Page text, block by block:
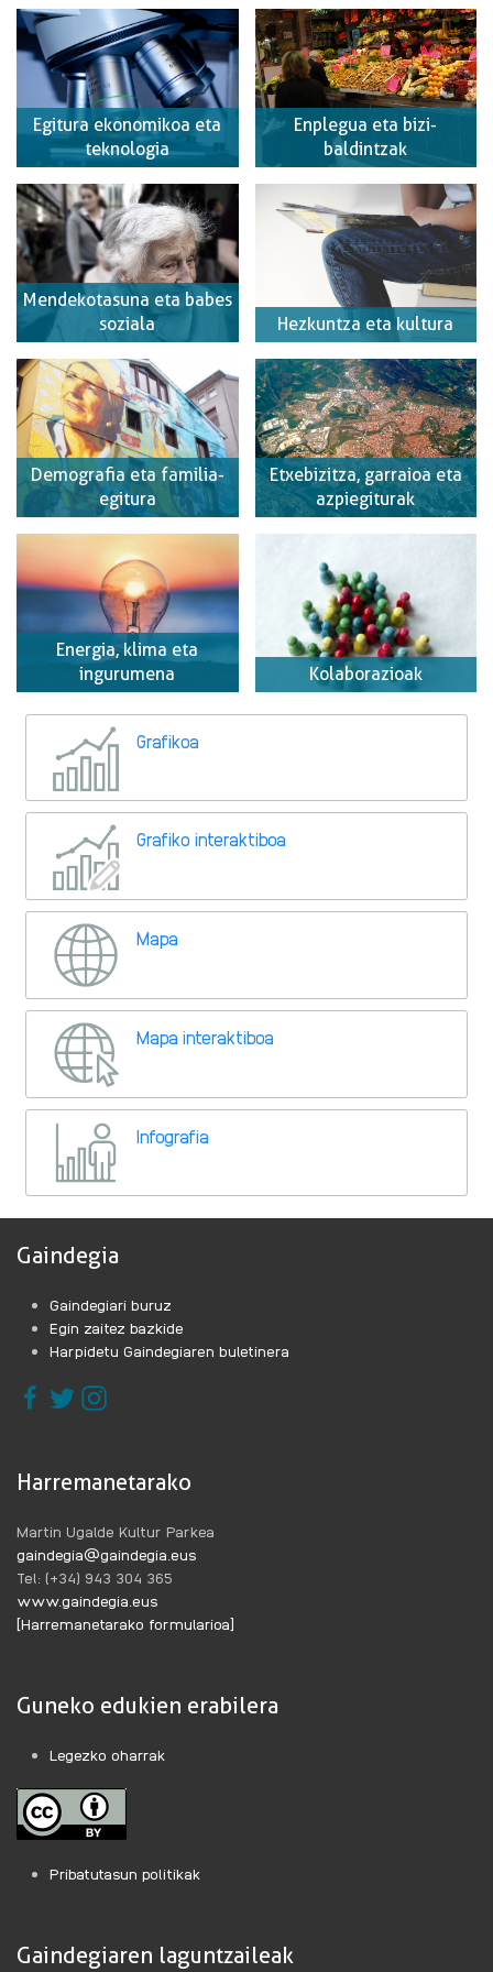
Egitura ekonomikoa eta
teknologia
Enplegua eta bizi-
baldintzak
Mendekotasuna eta babes
soziala
Hezkuntza eta kultura
Demografia eta familia-
egitura
Etxebizitza, garraioa eta
azpiegiturak
Energia, klima eta
ingurumena
Kolaborazioak
Grafikoa
Grafiko interaktiboa
Mapa
Mapa interaktiboa
Infografia
Gaindegia
Gaindegiari buruz
Egin zaitez bazkide
Harpidetu Gaindegiaren buletinera
Harremanetarako
Martin Ugalde Kultur Parkea
gaindegia@gaindegia.eus
Tel: (+34) 943 304 365
www.gaindegia.eus
[Harremanetarako formularioa]
Guneko edukien erabilera
Legezko oharrak
Pribatutasun politikak
Gaindegiaren laguntzaileak